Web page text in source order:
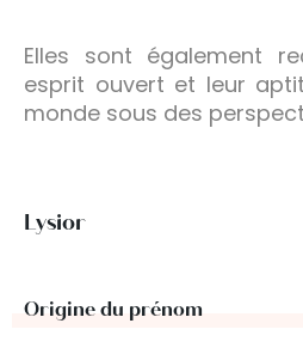
Elles sont également
esprit ouvert et leur
monde sous des
Lysior
Origine du prénom